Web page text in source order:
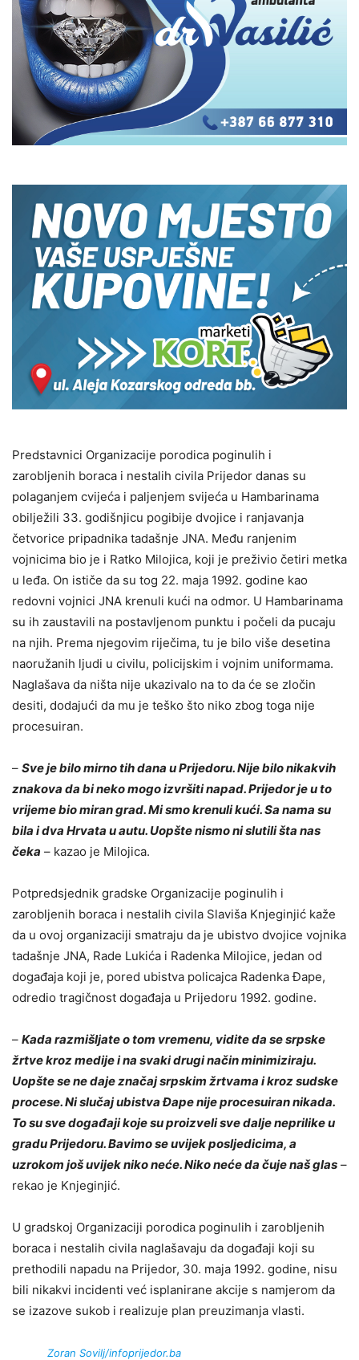
Predstavnici Organizacije porodica poginulih i
zaroblјenih boraca i nestalih civila Prijedor danas su
polaganjem cvijeća i palјenjem svijeća u Hambarinama
obilјežili 33. godišnjicu pogibije dvojice i ranjavanja
četvorice pripadnika tadašnje JNA. Među ranjenim
vojnicima bio je i Ratko Milojica, koji je preživio četiri metka
u leđa. On ističe da su tog 22. maja 1992. godine kao
redovni vojnici JNA krenuli kući na odmor. U Hambarinama
su ih zaustavili na postavlјenom punktu i počeli da pucaju
na njih. Prema njegovim riječima, tu je bilo više desetina
naoružanih lјudi u civilu, policijskim i vojnim uniformama.
Naglašava da ništa nije ukazivalo na to da će se zločin
desiti, dodajući da mu je teško što niko zbog toga nije
procesuiran.
– Sve je bilo mirno tih dana u Prijedoru. Nije bilo nikakvih
znakova da bi neko mogo izvršiti napad. Prijedor je u to
vrijeme bio miran grad. Mi smo krenuli kući. Sa nama su
bila i dva Hrvata u autu. Uopšte nismo ni slutili šta nas
čeka – kazao je Milojica.
Potpredsjednik gradske Organizacije poginulih i
zaroblјenih boraca i nestalih civila Slaviša Knjeginjić kaže
da u ovoj organizaciji smatraju da je ubistvo dvojice vojnika
tadašnje JNA, Rade Lukića i Radenka Milojice, jedan od
događaja koji je, pored ubistva policajca Radenka Đape,
odredio tragičnost događaja u Prijedoru 1992. godine.
– Kada razmišlјate o tom vremenu, vidite da se srpske
žrtve kroz medije i na svaki drugi način minimiziraju.
Uopšte se ne daje značaj srpskim žrtvama i kroz sudske
procese. Ni slučaj ubistva Đape nije procesuiran nikada.
To su sve događaji koje su proizveli sve dalјe neprilike u
gradu Prijedoru. Bavimo se uvijek poslјedicima, a
uzrokom još uvijek niko neće. Niko neće da čuje naš glas –
rekao je Knjeginjić.
U gradskoj Organizaciji porodica poginulih i zaroblјenih
boraca i nestalih civila naglašavaju da događaji koji su
prethodili napadu na Prijedor, 30. maja 1992. godine, nisu
bili nikakvi incidenti već isplanirane akcije s namjerom da
se izazove sukob i realizuje plan preuzimanja vlasti.
Zoran Sovilј/infoprijedor.ba